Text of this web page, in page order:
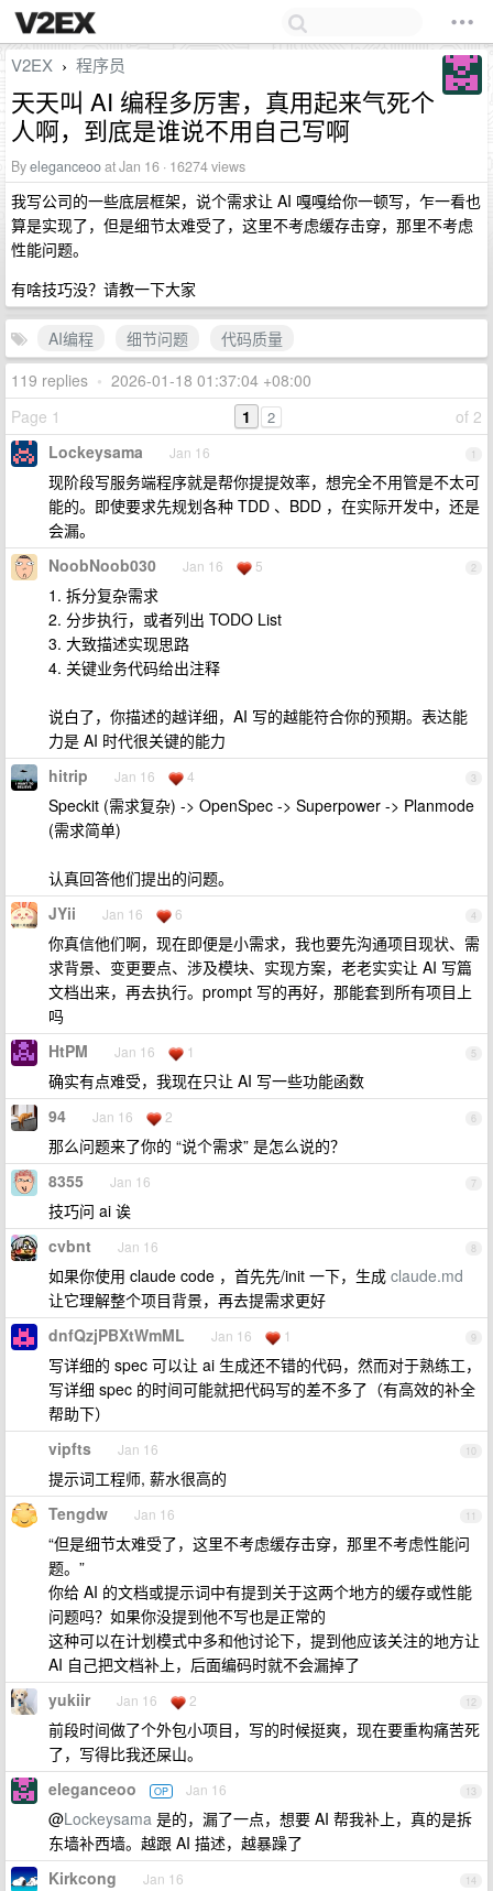
V2EX › 程序员
天天叫 AI 编程多厉害，真用起来气死个
人啊，到底是谁说不用自己写啊
Byeleganceooat Jan 16 · 16274 views
我写公司的一些底层框架，说个需求让 AI 嘎嘎给你一顿写，乍一看也
算是实现了，但是细节太难受了，这里不考虑缓存击穿，那里不考虑
性能问题。
有啥技巧没？请教一下大家
AI编程 细节问题
代码质量
119 replies • 2026-01-18 01:37:04 +08:00
Page 1
of 2
1 2
1
Lockeysama Jan 16
现阶段写服务端程序就是帮你提提效率，想完全不用管是不太可
能的。即使要求先规划各种 TDD 、BDD ，在实际开发中，还是
会漏。
2
NoobNoob030 Jan 16 5
1. 拆分复杂需求
2. 分步执行，或者列出 TODO List
3. 大致描述实现思路
4. 关键业务代码给出注释
说白了，你描述的越详细，AI 写的越能符合你的预期。表达能
力是 AI 时代很关键的能力
3
hitrip Jan 16 4
Speckit (需求复杂) -> OpenSpec -> Superpower -> Planmode
(需求简单)
认真回答他们提出的问题。
4
JYii Jan 16 6
你真信他们啊，现在即便是小需求，我也要先沟通项目现状、需
求背景、变更要点、涉及模块、实现方案，老老实实让 AI 写篇
文档出来，再去执行。prompt 写的再好，那能套到所有项目上
吗
5
HtPM Jan 16 1
确实有点难受，我现在只让 AI 写一些功能函数
6
94 Jan 16 2
那么问题来了你的 “说个需求” 是怎么说的？
7
8355 Jan 16
技巧问 ai 诶
8
cvbnt Jan 16
如果你使用 claude code ，首先先/init 一下，生成 claude.md
让它理解整个项目背景，再去提需求更好
9
dnfQzjPBXtWmML Jan 16 1
写详细的 spec 可以让 ai 生成还不错的代码，然而对于熟练工，
写详细 spec 的时间可能就把代码写的差不多了（有高效的补全
帮助下）
10
vipfts Jan 16
提示词工程师, 薪水很高的
11
Tengdw Jan 16
“但是细节太难受了，这里不考虑缓存击穿，那里不考虑性能问
题。”
你给 AI 的文档或提示词中有提到关于这两个地方的缓存或性能
问题吗？如果你没提到他不写也是正常的
这种可以在计划模式中多和他讨论下，提到他应该关注的地方让
AI 自己把文档补上，后面编码时就不会漏掉了
12
yukiir Jan 16 2
前段时间做了个外包小项目，写的时候挺爽，现在要重构痛苦死
了，写得比我还屎山。
13
eleganceoo OP Jan 16
@Lockeysama 是的，漏了一点，想要 AI 帮我补上，真的是拆
东墙补西墙。越跟 AI 描述，越暴躁了
14
Kirkcong Jan 16